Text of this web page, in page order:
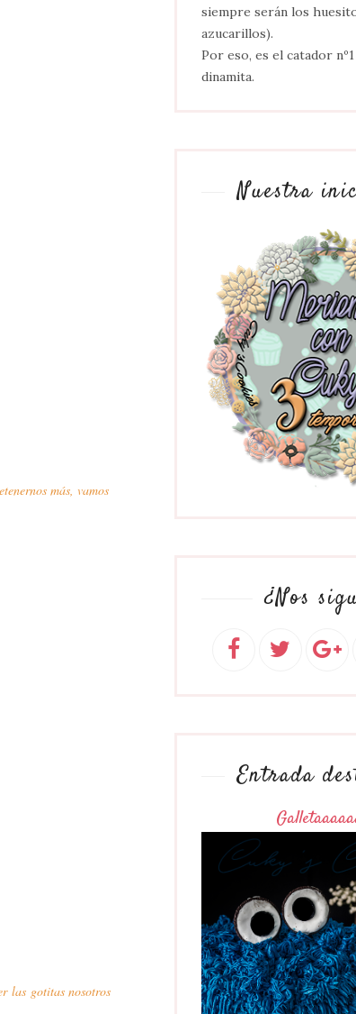
más, vamos
las gotitas nosotros
siempre serán los
azucarillos).
Por eso, es el catador
dinamita.
Nuestra
¿Nos
Entrada